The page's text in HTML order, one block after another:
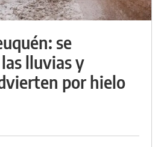
se
lluvias y
por hielo